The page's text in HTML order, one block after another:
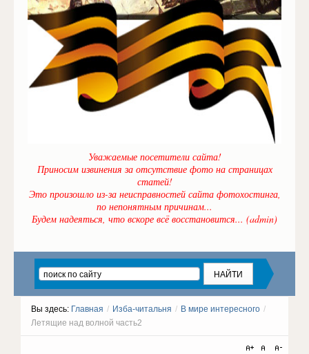
Уважаемые посетители сайта!
Приносим извинения за отсутствие фото на страницах
статей!
Это произошло из-за неисправностей сайта фотохостинга,
по непонятным причинам...
Будем надеяться, что вскоре всё восстановится... (admin)
Вы здесь: Главная / Изба-читальня / В мире интересного /
Летящие над волной часть2